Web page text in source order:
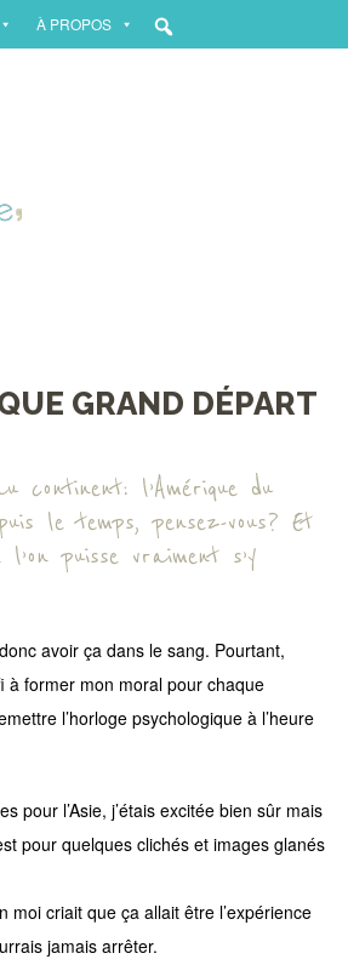
À PROPOS
GRAND DÉPART
continent: l’Amérique du
le temps, pensez-vous? Et
puisse vraiment s’y
avoir ça dans le sang. Pourtant,
à former mon moral pour chaque
l’horloge psychologique à l’heure
pour l’Asie, j’étais excitée bien sûr mais
pour quelques clichés et images glanés
moi criait que ça allait être l’expérience
jamais arrêter.